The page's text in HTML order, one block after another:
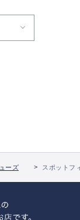
ーズ スポットフ